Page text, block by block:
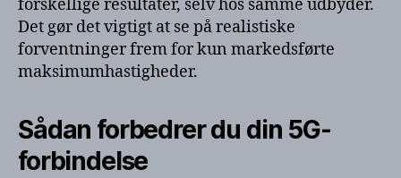
forskellige resultater, selv hos samme udbyder.
Det gør det vigtigt at se på realistiske
forventninger frem for kun markedsførte
maksimumhastigheder.
Sådan forbedrer du din 5G-
forbindelse